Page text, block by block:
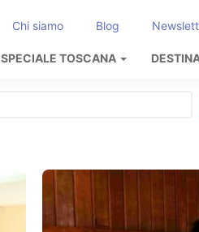
Chi siamo Blog
SPECIALE TOSCANA